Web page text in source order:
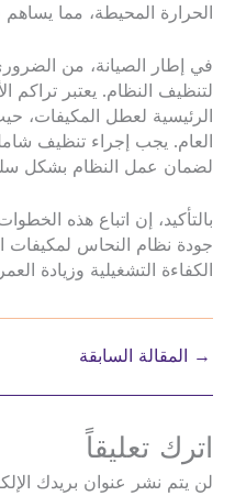
الحرارة المحيطة، مما
في إطار الصيانة، من
لتنظيف النظام. يعتبر تراكم
الرئيسية لعطل المكيفات،
العام. يجب إجراء تنظيف
لضمان عمل النظام بشكل
بالتأكيد، إن اتباع هذه
جودة نظام النحاس لمكيفات
الكفاءة التشغيلية وزيادة
→ المقالة السابقة
اترك تعليقاً
لن يتم نشر عنوان بريدك